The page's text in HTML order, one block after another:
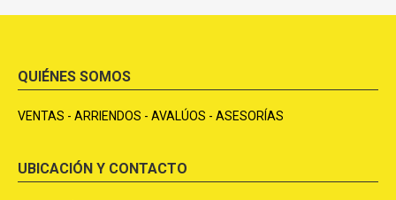
QUIÉNES SOMOS
VENTAS - ARRIENDOS - AVALÚOS - ASESORÍAS
UBICACIÓN Y CONTACTO